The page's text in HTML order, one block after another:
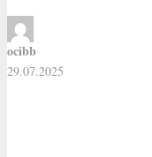
ocibb
29.07.2025